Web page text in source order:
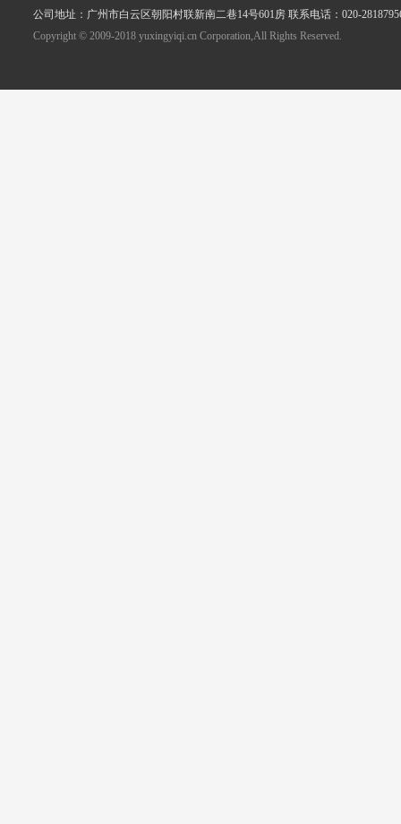
公司地址：广州市白云区朝阳村联新南二巷14号601房 联系电话：020-
Copyright © 2009-2018 yuxingyiqi.cn Corporation,All Rights Reserved.